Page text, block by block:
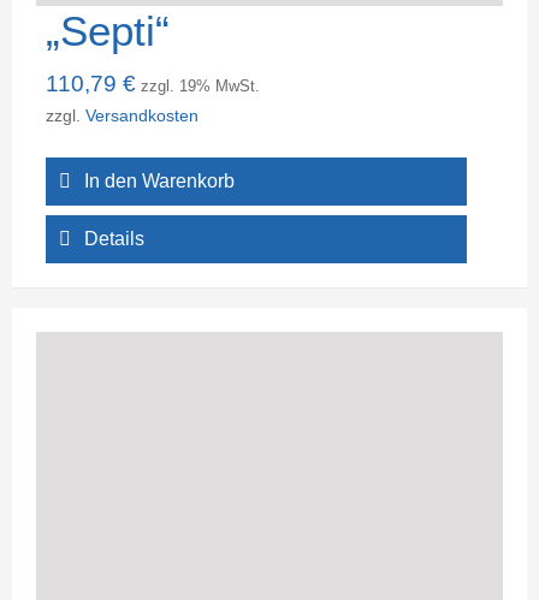
„Septi“
110,79 € zzgl. 19% MwSt.
zzgl. Versandkosten
In den Warenkorb
Details